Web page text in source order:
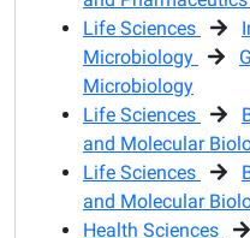
Life
Life
and
Life
and
Health